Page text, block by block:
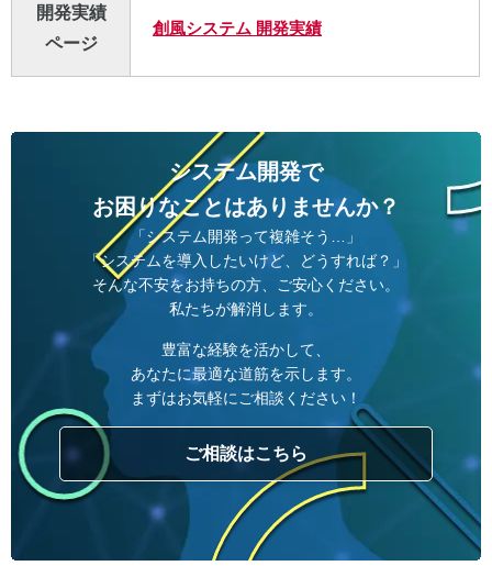
開発実績
ページ
創風システム 開発実績
システム開発で
お困りなことはありませんか？
「システム開発って複雑そう…」
「システムを導入したいけど、どうすれば？」
そんな不安をお持ちの方、ご安心ください。
私たちが解消します。
豊富な経験を活かして、
あなたに最適な道筋を示します。
まずはお気軽にご相談ください！
ご相談はこちら